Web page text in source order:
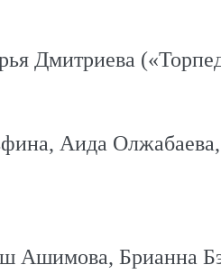
Дмитриева
Аида
Брианна